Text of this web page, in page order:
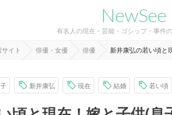
NewSee
有名人の現在・芸能・ゴシップ・事件
イト 俳優・女優 俳優 新井康弘の若い頃と
新井康弘 現在 結婚 若い頃